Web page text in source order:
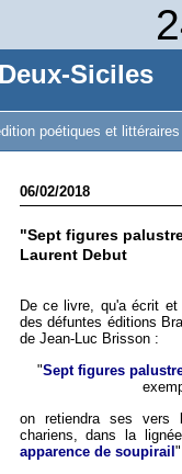
Siciles
poétiques et littéraires
06/02/2018
"Sept figures
Laurent Debut
De ce livre, qu'a écrit
des défuntes éditions
de Jean-Luc Brisson :
"Sept figures
on retiendra ses vers
chariens, dans la
apparence de soupirail